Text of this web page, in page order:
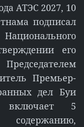
АТЭС 2027, 10
подписал
его
Премьер-
дел Буи
5